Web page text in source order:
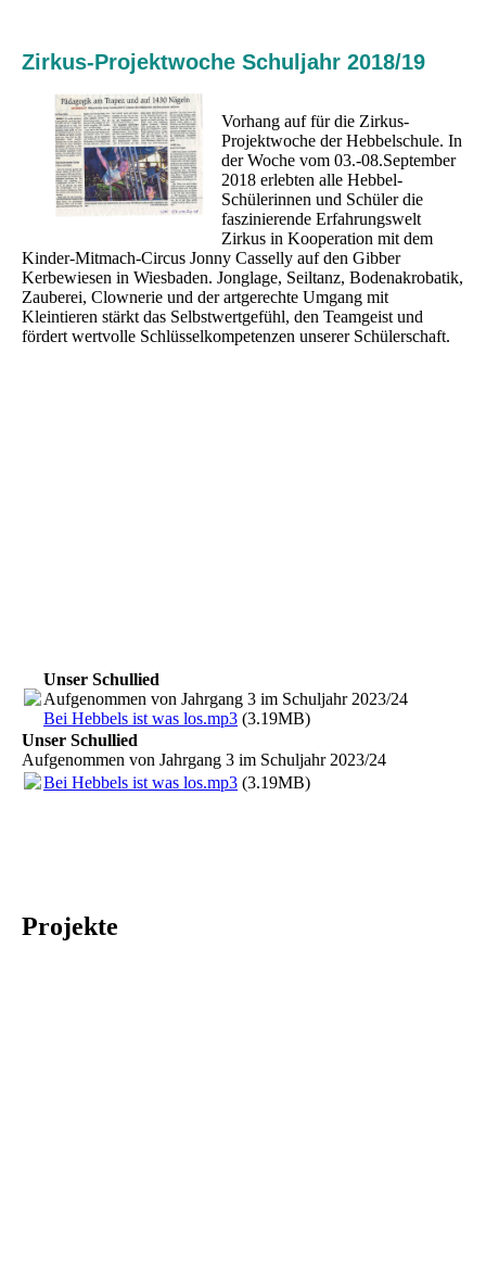
Zirkus-Projektwoche Schuljahr 2018/19
Vorhang auf für die Zirkus-
Projektwoche der Hebbelschule. In
der Woche vom 03.-08.September
2018 erlebten alle Hebbel-
Schülerinnen und Schüler die
faszinierende Erfahrungswelt
Zirkus in Kooperation mit dem
Kinder-Mitmach-Circus Jonny Casselly auf den Gibber
Kerbewiesen in Wiesbaden. Jonglage, Seiltanz, Bodenakrobatik,
Zauberei, Clownerie und der artgerechte Umgang mit
Kleintieren stärkt das Selbstwertgefühl, den Teamgeist und
fördert wertvolle Schlüsselkompetenzen unserer Schülerschaft.
Unser Schullied
Aufgenommen von Jahrgang 3 im Schuljahr 2023/24
Bei Hebbels ist was los.mp3 (3.19MB)
Unser Schullied
Aufgenommen von Jahrgang 3 im Schuljahr 2023/24
Bei Hebbels ist was los.mp3 (3.19MB)
Projekte